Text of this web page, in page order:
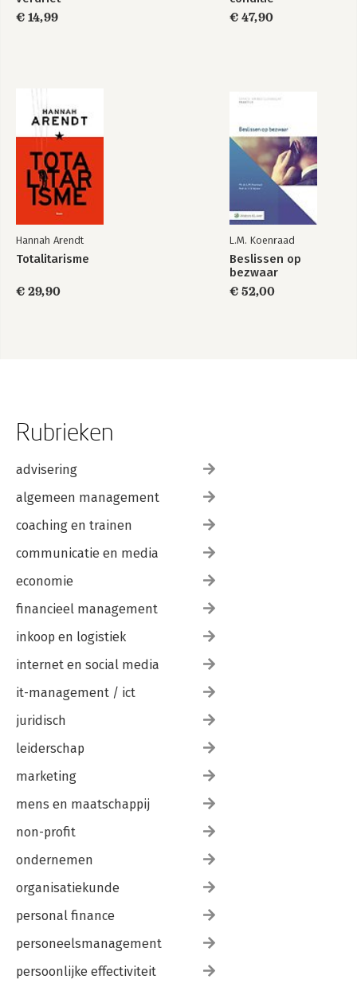
€ 14,99
€ 47,90
Hannah Arendt
Totalitarisme
€ 29,90
L.M. Koenraad
Beslissen op
bezwaar
€ 52,00
Rubrieken
advisering
algemeen management
coaching en trainen
communicatie en media
economie
financieel management
inkoop en logistiek
internet en social media
it-management / ict
juridisch
leiderschap
marketing
mens en maatschappij
non-profit
ondernemen
organisatiekunde
personal finance
personeelsmanagement
persoonlijke effectiviteit